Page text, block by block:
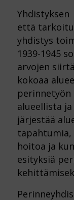
Yhdistyksen
että
yhdistys
1939-1945
arvojen
kokoaa
perinnetyön
alueellista
järjestää
tapahtumia,
hoitoa ja
esityksiä